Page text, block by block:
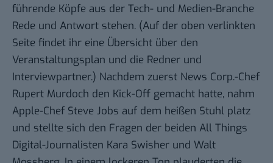
führende Köpfe aus der Tech- und Medien-Branche
Rede und Antwort stehen. (Auf der oben verlinkten
Seite findet ihr eine Übersicht über den
Veranstaltungsplan und die Redner und
Interviewpartner.) Nachdem zuerst News Corp.-Chef
Rupert Murdoch den Kick-Off gemacht hatte, nahm
Apple-Chef Steve Jobs auf dem heißen Stuhl platz
und stellte sich den Fragen der beiden All Things
Digital-Journalisten Kara Swisher und Walt